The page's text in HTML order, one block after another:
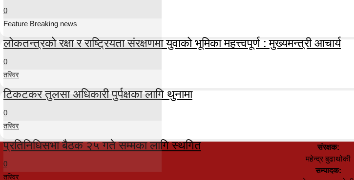
0
Feature Breaking news
लोकतन्त्रको रक्षा र राष्ट्रियता संरक्षणमा युवाको भूमिका महत्त्वपूर्ण : मुख्यमन्त्री आचार्य
0
तस्विर
टिकटकर तुलसा अधिकारी पुर्पक्षका लागि थुनामा
0
तस्विर
प्रतिनिधिसभा बैठक २५ गते सम्मका लागि स्थगित
0
तस्विर
संरक्षक:
महेन्द्र बुढाथोकी
सम्पादक: